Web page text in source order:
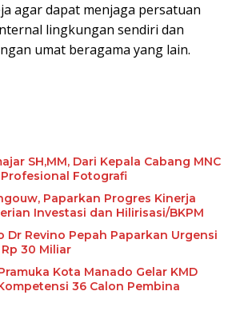
agar dapat menjaga persatuan
lingkungan sendiri dan
umat beragama yang lain.
SH,MM, Dari Kepala Cabang MNC
Fotografi
Paparkan Progres Kinerja
Investasi dan Hilirisasi/BKPM
Dr Revino Pepah Paparkan Urgensi
30 Miliar
Kota Manado Gelar KMD
36 Calon Pembina